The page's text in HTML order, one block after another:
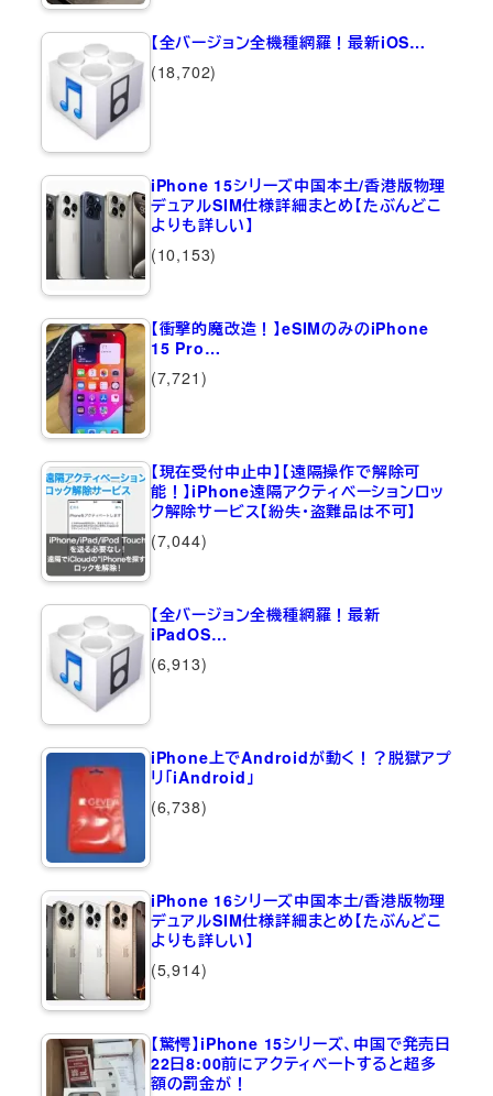
【全バージョン全機種網羅！最新iOS…
(18,702)
iPhone 15シリーズ中国本土/香港版物理
デュアルSIM仕様詳細まとめ【たぶんどこ
よりも詳しい】
(10,153)
【衝撃的魔改造！】eSIMのみのiPhone
15 Pro…
(7,721)
【現在受付中止中】【遠隔操作で解除可
能！】iPhone遠隔アクティベーションロッ
ク解除サービス【紛失・盗難品は不可】
(7,044)
【全バージョン全機種網羅！最新
iPadOS…
(6,913)
iPhone上でAndroidが動く！？脱獄アプ
リ「iAndroid」
(6,738)
iPhone 16シリーズ中国本土/香港版物理
デュアルSIM仕様詳細まとめ【たぶんどこ
よりも詳しい】
(5,914)
【驚愕】iPhone 15シリーズ、中国で発売日
22日8:00前にアクティベートすると超多
額の罰金が！